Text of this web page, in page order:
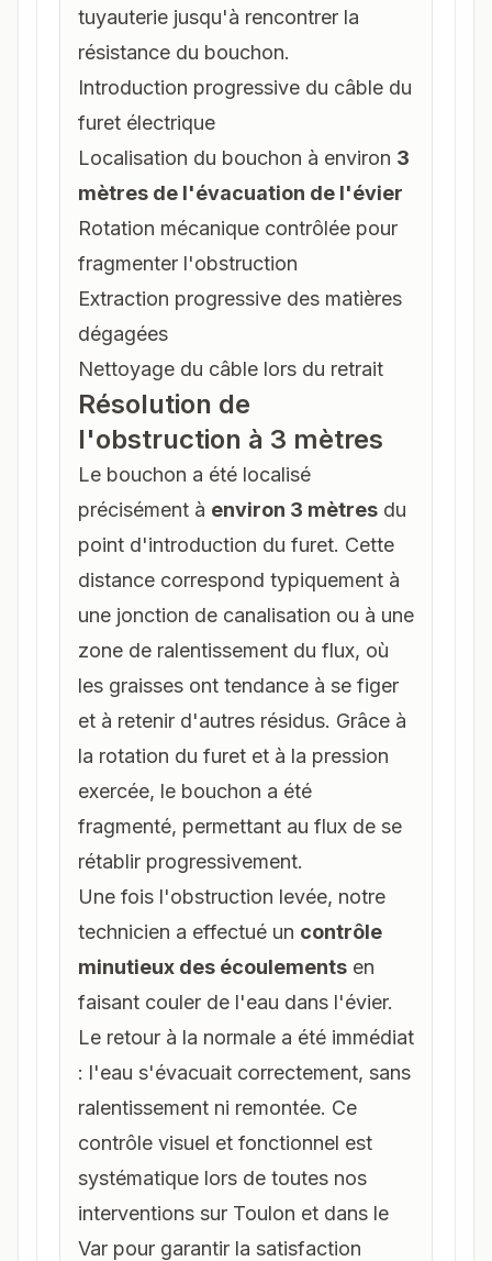
tuyauterie jusqu'à rencontrer la
résistance du bouchon.
Introduction progressive du câble du
furet électrique
Localisation du bouchon à environ 3
mètres de l'évacuation de l'évier
Rotation mécanique contrôlée pour
fragmenter l'obstruction
Extraction progressive des matières
dégagées
Nettoyage du câble lors du retrait
Résolution de
l'obstruction à 3 mètres
Le bouchon a été localisé
précisément à environ 3 mètres du
point d'introduction du furet. Cette
distance correspond typiquement à
une jonction de canalisation ou à une
zone de ralentissement du flux, où
les graisses ont tendance à se figer
et à retenir d'autres résidus. Grâce à
la rotation du furet et à la pression
exercée, le bouchon a été
fragmenté, permettant au flux de se
rétablir progressivement.
Une fois l'obstruction levée, notre
technicien a effectué un contrôle
minutieux des écoulements en
faisant couler de l'eau dans l'évier.
Le retour à la normale a été immédiat
: l'eau s'évacuait correctement, sans
ralentissement ni remontée. Ce
contrôle visuel et fonctionnel est
systématique lors de toutes nos
interventions sur Toulon et dans le
Var pour garantir la satisfaction